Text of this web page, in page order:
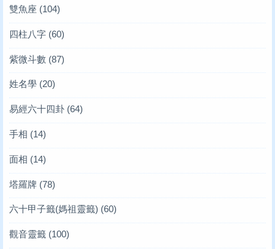
雙魚座 (104)
四柱八字 (60)
紫微斗數 (87)
姓名學 (20)
易經六十四卦 (64)
手相 (14)
面相 (14)
塔羅牌 (78)
六十甲子籤(媽祖靈籤) (60)
觀音靈籤 (100)